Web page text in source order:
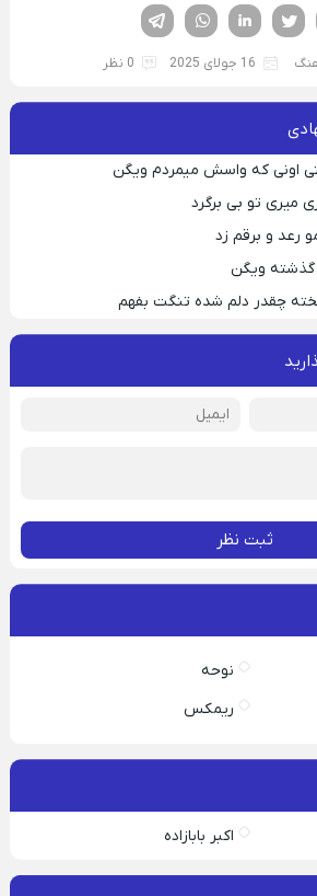
لینکدین تویتر
فیسوک
16 جولای 2025 0 نظر
اونی که واسش میمردم ویگن
میری تو بی برگرد
رعد و برقم زد
گذشته ویگن
چقدر دلم شده تنگت بفهم
ثبت نظر
نوحه
ریمکس
اکبر بابازاده